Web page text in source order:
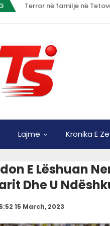
Terror në familje në
Lajme Kronika E
E Lëshuan
Dhe U
15 March, 2023